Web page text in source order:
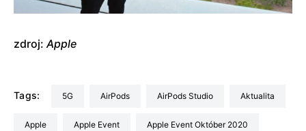
zdroj:Apple
Tags: 5G AirPods AirPods Studio aktualita
Apple Apple Event Apple Event Október 2020